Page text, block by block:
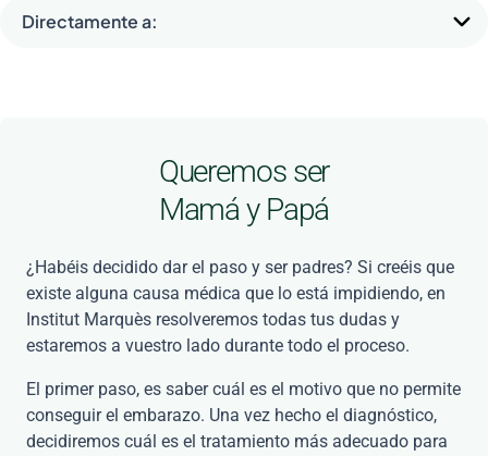
Directamente a:
Queremos ser
Mamá y Papá
¿Habéis decidido dar el paso y ser padres? Si creéis que
existe alguna causa médica que lo está impidiendo, en
Institut Marquès resolveremos todas tus dudas y
estaremos a vuestro lado durante todo el proceso.
El primer paso, es saber cuál es el motivo que no permite
conseguir el embarazo. Una vez hecho el diagnóstico,
decidiremos cuál es el tratamiento más adecuado para